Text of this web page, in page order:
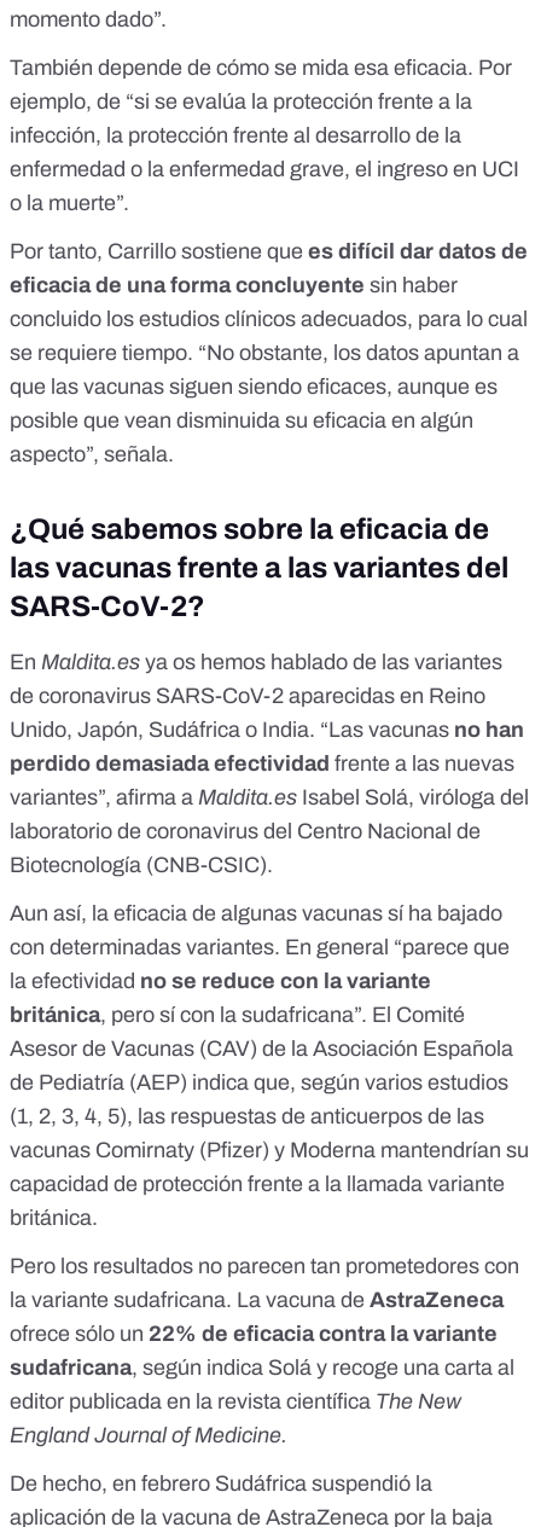
momento dado”.
También depende de cómo se mida esa eficacia. Por
ejemplo, de “si se evalúa la protección frente a la
infección, la protección frente al desarrollo de la
enfermedad o la enfermedad grave, el ingreso en UCI
o la muerte”.
Por tanto, Carrillo sostiene que es difícil dar datos de
eficacia de una forma concluyente sin haber
concluido los estudios clínicos adecuados, para lo cual
se requiere tiempo. “No obstante, los datos apuntan a
que las vacunas siguen siendo eficaces, aunque es
posible que vean disminuida su eficacia en algún
aspecto”, señala.
¿Qué sabemos sobre la eficacia de
las vacunas frente a las variantes del
SARS-CoV-2?
En Maldita.es ya os hemos hablado de las variantes
de coronavirus SARS-CoV-2 aparecidas en Reino
Unido, Japón, Sudáfrica o India. “Las vacunas no han
perdido demasiada efectividad frente a las nuevas
variantes”, afirma a Maldita.es Isabel Solá, viróloga del
laboratorio de coronavirus del Centro Nacional de
Biotecnología (CNB-CSIC).
Aun así, la eficacia de algunas vacunas sí ha bajado
con determinadas variantes. En general “parece que
la efectividad no se reduce con la variante
británica, pero sí con la sudafricana”. El Comité
Asesor de Vacunas (CAV) de la Asociación Española
de Pediatría (AEP) indica que, según varios estudios
(1, 2, 3, 4, 5), las respuestas de anticuerpos de las
vacunas Comirnaty (Pfizer) y Moderna mantendrían su
capacidad de protección frente a la llamada variante
británica.
Pero los resultados no parecen tan prometedores con
la variante sudafricana. La vacuna de AstraZeneca
ofrece sólo un 22% de eficacia contra la variante
sudafricana, según indica Solá y recoge una carta al
editor publicada en la revista científica The New
England Journal of Medicine.
De hecho, en febrero Sudáfrica suspendió la
aplicación de la vacuna de AstraZeneca por la baja